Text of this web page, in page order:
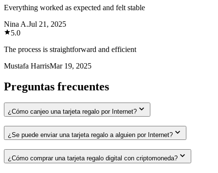
Everything worked as expected and felt stable
Nina A.Jul 21, 2025
5.0
The process is straightforward and efficient
Mustafa HarrisMar 19, 2025
Preguntas frecuentes
¿Cómo canjeo una tarjeta regalo por Internet?
¿Se puede enviar una tarjeta regalo a alguien por Internet?
¿Cómo comprar una tarjeta regalo digital con criptomoneda?